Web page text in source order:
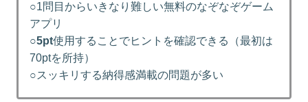
○1問目からいきなり難しい無料のなぞなぞゲーム
アプリ
○5pt使用することでヒントを確認できる（最初は
70ptを所持）
○スッキリする納得感満載の問題が多い